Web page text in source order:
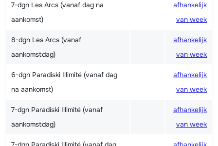
7-dgn Les Arcs (vanaf dag na
aankomst)
afhankelijk
van week
8-dgn Les Arcs (vanaf
aankomstdag)
afhankelijk
van week
6-dgn Paradiski Illimité (vanaf dag
na aankomst)
afhankelijk
van week
7-dgn Paradiski Illimité (vanaf
aankomstdag)
afhankelijk
van week